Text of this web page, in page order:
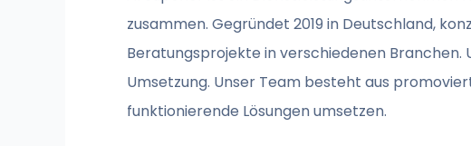
zusammen. Gegründet 2019 in Deutschland,
Beratungsprojekte in verschiedenen
Umsetzung. Unser Team besteht aus
funktionierende Lösungen umsetzen.